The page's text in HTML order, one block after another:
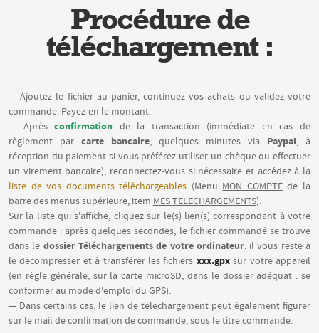
Procédure de
téléchargement :
— Ajoutez le fichier au panier, continuez vos achats ou validez votre
commande. Payez-en le montant.
— Aprèsconfirmation de la transaction (immédiate en cas de
règlement par carte bancaire, quelques minutes via Paypal, à
réception du paiement si vous préférez utiliser un chèque ou effectuer
un virement bancaire), reconnectez-vous si nécessaire et accédez à la
liste de vos documents téléchargeables (Menu MON COMPTEde la
barre des menus supérieure, item MES TELECHARGEMENTS).
Sur la liste qui s'affiche, cliquez sur le(s) lien(s) correspondant à votre
commande : après quelques secondes, le fichier commandé se trouve
dans le dossier Téléchargements de votre ordinateur: il vous reste à
le décompresser et à transférer les fichiers xxx.gpxsur votre appareil
(en règle générale, sur la carte microSD, dans le dossier adéquat : se
conformer au mode d'emploi du GPS).
— Dans certains cas, le lien de téléchargement peut également figurer
sur le mail de confirmation de commande, sous le titre commandé.